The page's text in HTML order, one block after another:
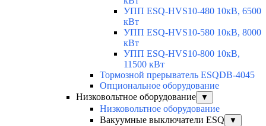
УПП ESQ-HVS10-480 10кВ, 6500
кВт
УПП ESQ-HVS10-580 10кВ, 8000
кВт
УПП ESQ-HVS10-800 10кВ,
11500 кВт
Тормозной прерыватель ESQDB-4045
Опциональное оборудование
Низковольтное оборудование
▼
Низковольтное оборудование
Вакуумные выключатели ESQ
▼